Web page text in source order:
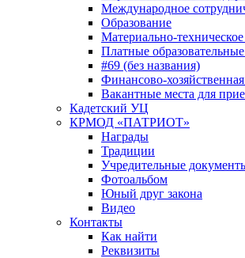
Международное
Образование
Материально-
Платные
#69 (без названия)
Финансово-хозяйственная
Вакантные места для
Кадетский УЦ
КРМОД «ПАТРИОТ»
Награды
Традиции
Учредительные
Фотоальбом
Юный друг закона
Видео
Контакты
Как найти
Реквизиты